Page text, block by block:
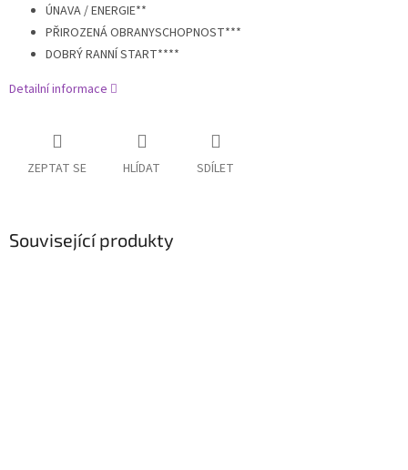
ÚNAVA / ENERGIE**
PŘIROZENÁ OBRANYSCHOPNOST***
DOBRÝ RANNÍ START****
Detailní informace
ZEPTAT SE HLÍDAT SDÍLET
Související produkty